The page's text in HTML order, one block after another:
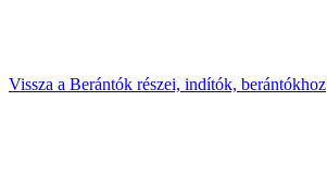
Vissza a Berántók részei, indítók, berántókhoz